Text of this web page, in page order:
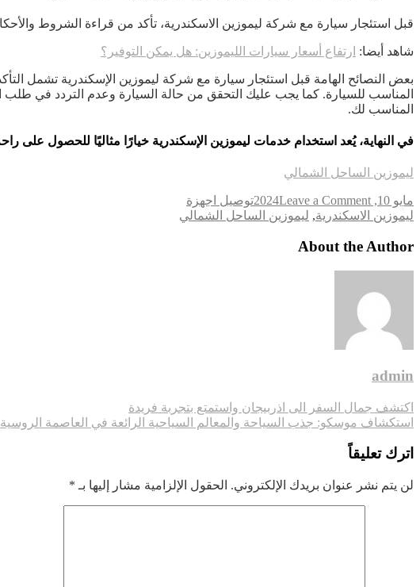
قبل استئجار سيارة مع شركة ليموزين الاسكندرية، تأكد من قراءة الشروط
شاهد أيضا: ارتفاع أسعار سيارات الليموزين: هل يمكن التوفير؟
بعض النصائح الهامة قبل استئجار سيارة مع شركة ليموزين الإسكندرية تشمل
المناسب للسيارة. كما يجب عليك التحقق من حالة السيارة وعدم التردد في
المناسب لك.
في النهاية، يُعد استخدام خدمات ليموزين الإسكندرية خيارًا مثاليًا للحصول على
ليموزين الساحل الشمالي
مايو 10, 2024 Leave a Comment
on
خدمات
توصيل اجهزة
Tags
ليموزين الاسكندرية, ليموزين الساحل الشمالي
About the Author
admin
تصفّح
المقالات
اكتشف جمال السفر الى اذربيجان واستمتع بتجربة فريدة
استكشاف موسكو: جذب السياحة والمعالم السياحية الرائعة في العاصمة الروسية
اترك تعليقاً
لن يتم نشر عنوان بريدك الإلكتروني. الحقول الإلزامية مشار إليها بـ *